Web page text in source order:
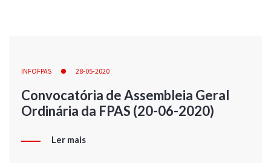
INFOFPAS 28-05-2020
Convocatória de Assembleia Geral
Ordinária da FPAS (20-06-2020)
Ler mais